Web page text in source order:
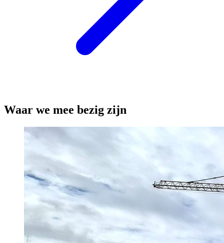
Waar we mee bezig zijn